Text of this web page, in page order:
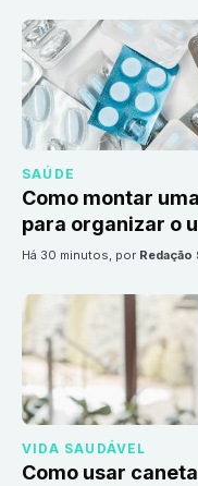
SAÚDE
Como montar
para organizar o
há 30 minutos, por Redação
VIDA SAUDÁVEL
Como usar